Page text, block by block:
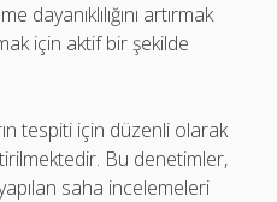
dayanıklılığını artırmak
için aktif bir şekilde
tespiti için düzenli olarak
Bu denetimler,
saha incelemeleri